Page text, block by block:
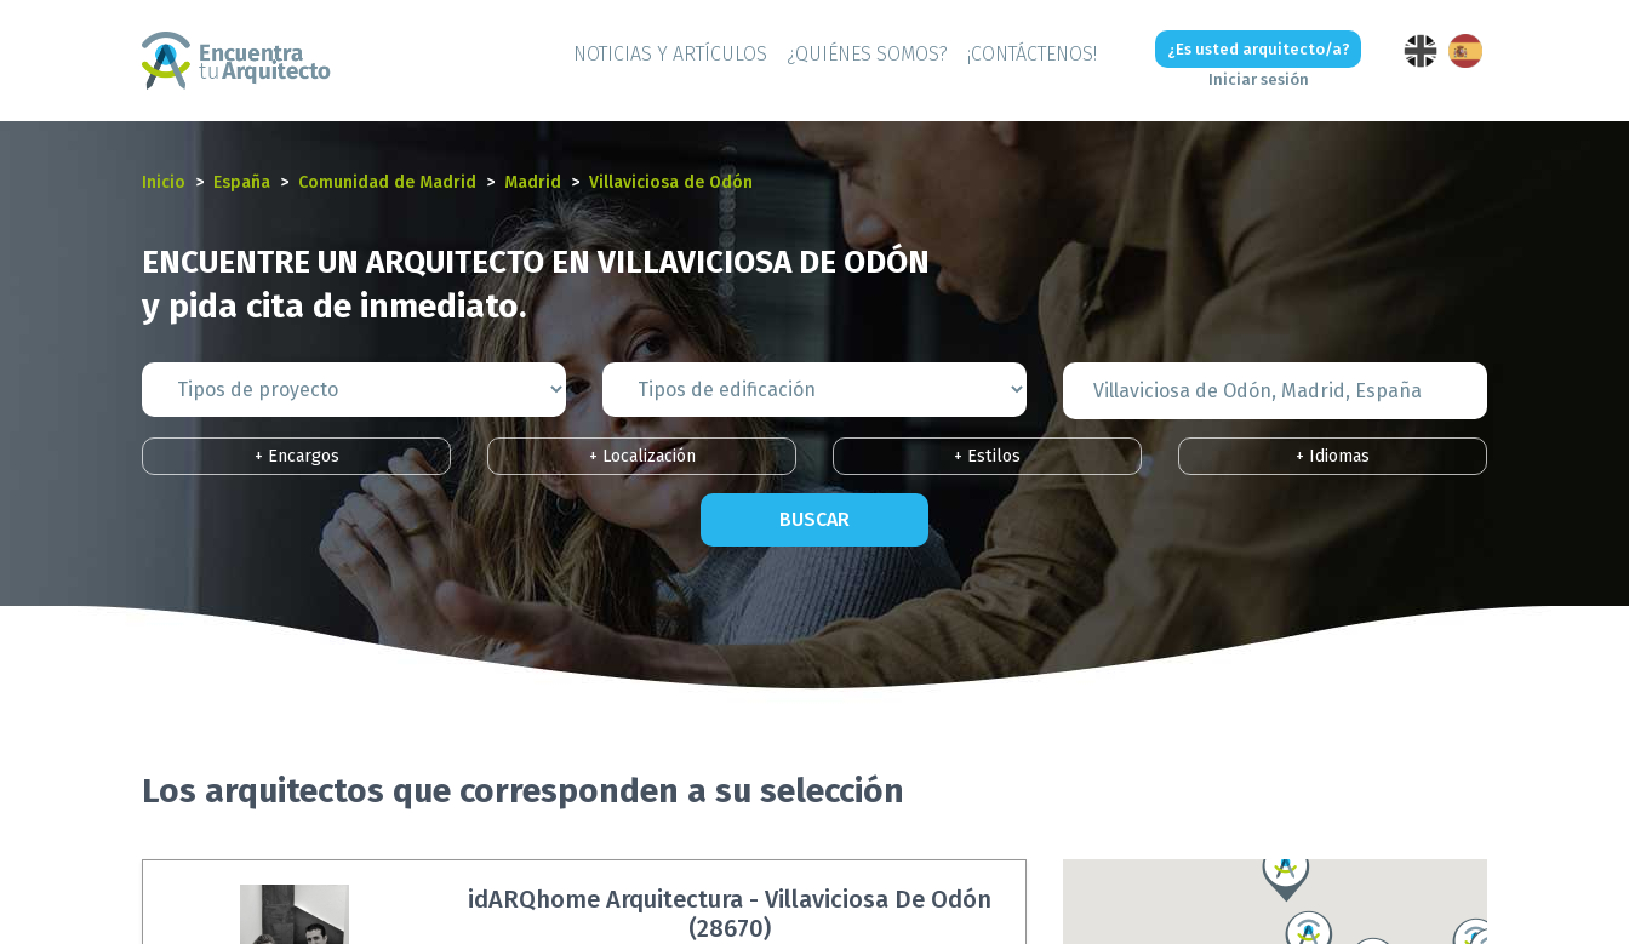
NOTICIAS Y ARTÍCULOS ¿QUIÉNES SOMOS? ¡CONTÁCTENOS!
¿Es usted arquitecto/a?
Iniciar sesión
Inicio España Comunidad de Madrid Madrid Villaviciosa de Odón
ENCUENTRE UN ARQUITECTO EN VILLAVICIOSA DE ODÓN
y pida cita de inmediato.
+ Encargos + Localización + Estilos + Idiomas
BUSCAR
Los arquitectos que corresponden a su selección
idARQhome Arquitectura - Villaviciosa De Odón
(28670)